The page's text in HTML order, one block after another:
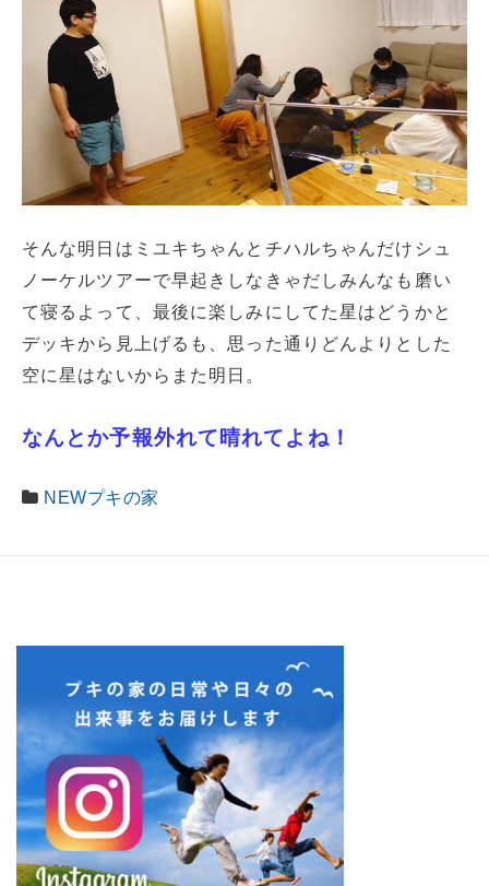
そんな明日はミユキちゃんとチハルちゃんだけシュ
ノーケルツアーで早起きしなきゃだしみんなも磨い
て寝るよって、最後に楽しみにしてた星はどうかと
デッキから見上げるも、思った通りどんよりとした
空に星はないからまた明日。
なんとか予報外れて晴れてよね！
NEWプキの家